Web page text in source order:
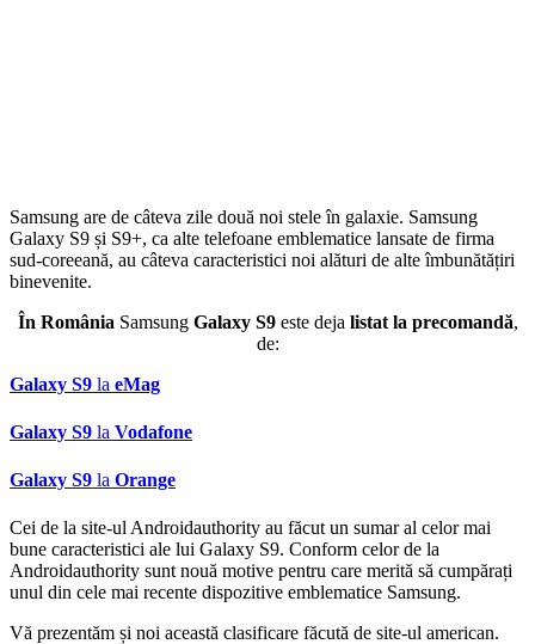
Samsung are de câteva zile două noi stele în galaxie. Samsung
Galaxy S9 și S9+, ca alte telefoane emblematice lansate de firma
sud-coreeană, au câteva caracteristici noi alături de alte îmbunătățiri
binevenite.
În România Samsung Galaxy S9 este deja listat la precomandă,
de:
Galaxy S9 la eMag
Galaxy S9 la Vodafone
Galaxy S9 la Orange
Cei de la site-ul Androidauthority au făcut un sumar al celor mai
bune caracteristici ale lui Galaxy S9. Conform celor de la
Androidauthority sunt nouă motive pentru care merită să cumpărați
unul din cele mai recente dispozitive emblematice Samsung.
Vă prezentăm și noi această clasificare făcută de site-ul american.